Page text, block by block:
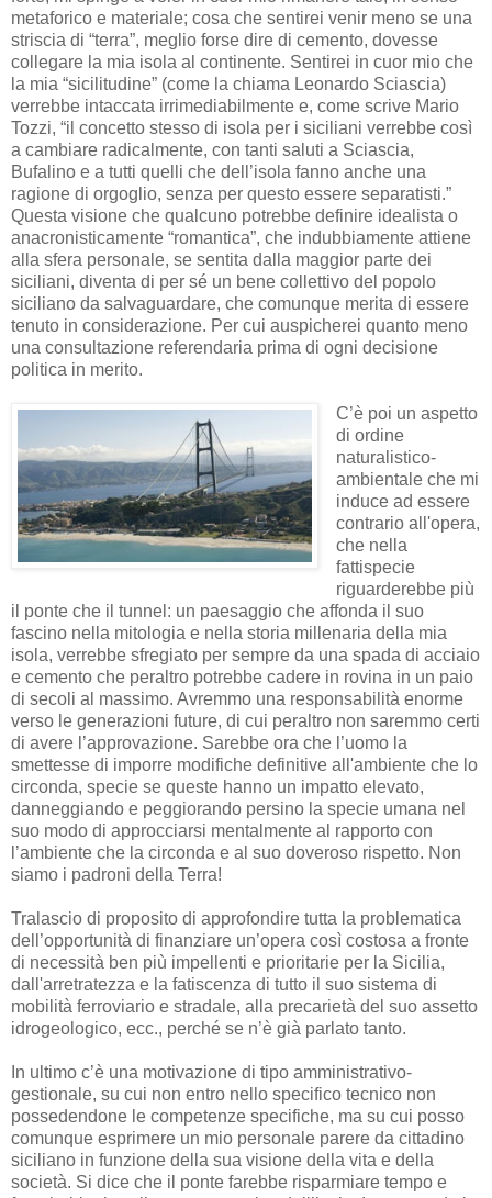
metaforico e materiale; cosa che sentirei venir meno se una
striscia di “terra”, meglio forse dire di cemento, dovesse
collegare la mia isola al continente. Sentirei in cuor mio che
la mia “sicilitudine” (come la chiama Leonardo Sciascia)
verrebbe intaccata irrimediabilmente e, come scrive Mario
Tozzi, “il concetto stesso di isola per i siciliani verrebbe così
a cambiare radicalmente, con tanti saluti a Sciascia,
Bufalino e a tutti quelli che dell’isola fanno anche una
ragione di orgoglio, senza per questo essere separatisti.”
Questa visione che qualcuno potrebbe definire idealista o
anacronisticamente “romantica”, che indubbiamente attiene
alla sfera personale, se sentita dalla maggior parte dei
siciliani, diventa di per sé un bene collettivo del popolo
siciliano da salvaguardare, che comunque merita di essere
tenuto in considerazione. Per cui auspicherei quanto meno
una consultazione referendaria prima di ogni decisione
politica in merito.
C’è poi un aspetto
di ordine
naturalistico-
ambientale che mi
induce ad essere
contrario all'opera,
che nella
fattispecie
riguarderebbe più
il ponte che il tunnel: un paesaggio che affonda il suo
fascino nella mitologia e nella storia millenaria della mia
isola, verrebbe sfregiato per sempre da una spada di acciaio
e cemento che peraltro potrebbe cadere in rovina in un paio
di secoli al massimo. Avremmo una responsabilità enorme
verso le generazioni future, di cui peraltro non saremmo certi
di avere l’approvazione. Sarebbe ora che l’uomo la
smettesse di imporre modifiche definitive all'ambiente che lo
circonda, specie se queste hanno un impatto elevato,
danneggiando e peggiorando persino la specie umana nel
suo modo di approcciarsi mentalmente al rapporto con
l’ambiente che la circonda e al suo doveroso rispetto. Non
siamo i padroni della Terra!
Tralascio di proposito di approfondire tutta la problematica
dell’opportunità di finanziare un’opera così costosa a fronte
di necessità ben più impellenti e prioritarie per la Sicilia,
dall'arretratezza e la fatiscenza di tutto il suo sistema di
mobilità ferroviario e stradale, alla precarietà del suo assetto
idrogeologico, ecc., perché se n’è già parlato tanto.
In ultimo c’è una motivazione di tipo amministrativo-
gestionale, su cui non entro nello specifico tecnico non
possedendone le competenze specifiche, ma su cui posso
comunque esprimere un mio personale parere da cittadino
siciliano in funzione della sua visione della vita e della
società. Si dice che il ponte farebbe risparmiare tempo e